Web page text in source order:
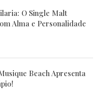
O Single Malt
Alma e Personalidade
Beach Apresenta